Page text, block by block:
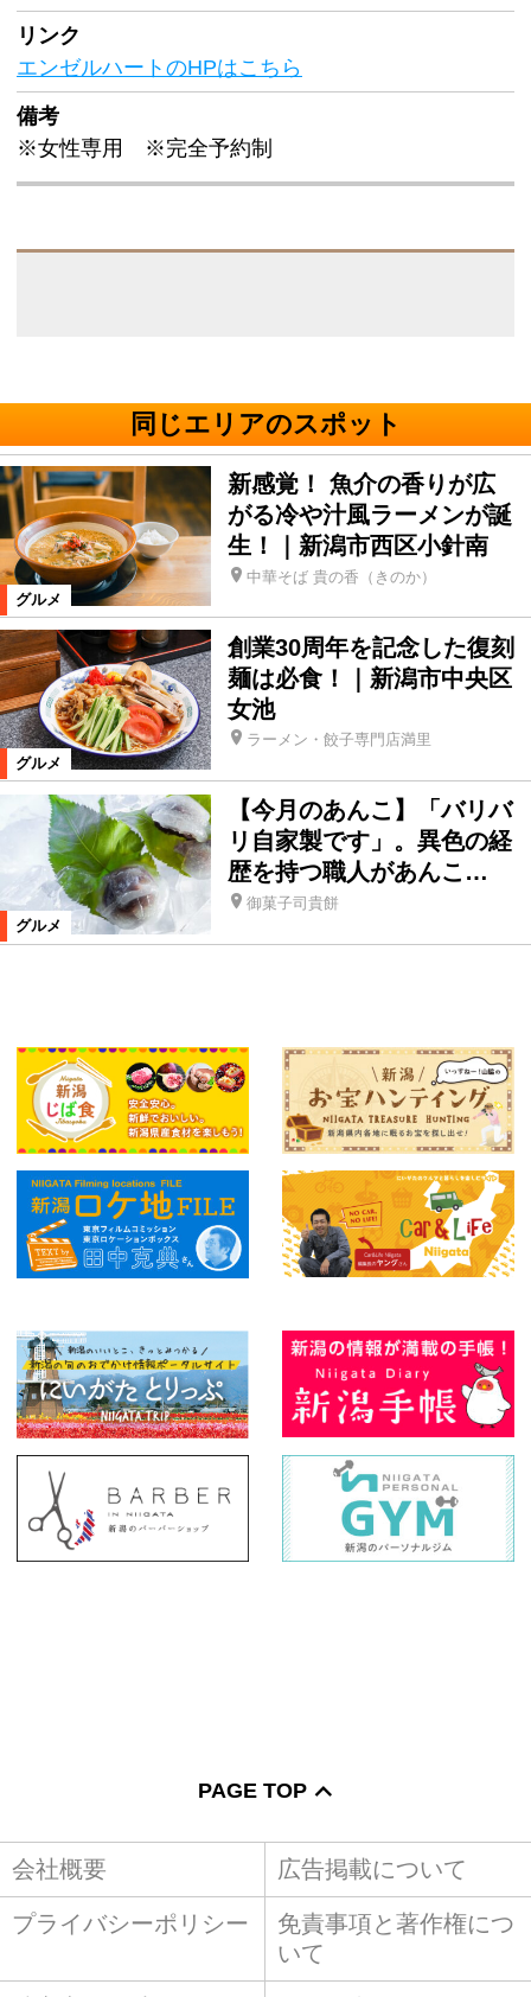
リンク
エンゼルハートのHPはこちら
備考
※女性専用 ※完全予約制
同じエリアのスポット
グルメ
新感覚！ 魚介の香りが広
がる冷や汁風ラーメンが誕
生！｜新潟市西区小針南
中華そば 貴の香（きのか）
グルメ
創業30周年を記念した復刻
麺は必食！｜新潟市中央区
女池
ラーメン・餃子専門店満里
グルメ
【今月のあんこ】「バリバ
リ自家製です」。異色の経
歴を持つ職人があんこ…
御菓子司貴餅
PAGE TOP
会社概要 広告掲載について
プライバシーポリシー
免責事項と著作権につ
いて